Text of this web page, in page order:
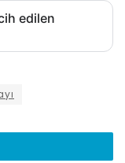
edilen